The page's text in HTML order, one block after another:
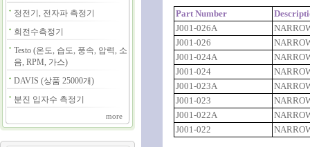
정전기, 전자파 측정기
회전수측정기
Testo (온도, 습도, 풍속, 압력, 소
음, RPM, 가스)
DAVIS (상품 25000개)
분진 입자수 측정기
more
Part Number
J001-026A
J001-026
J001-024A
J001-024
J001-023A
J001-023
J001-022A
J001-022